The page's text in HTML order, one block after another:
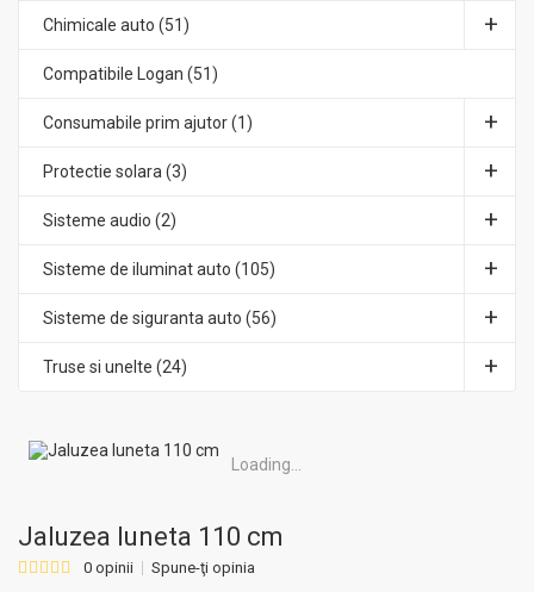
Chimicale auto (51)
Compatibile Logan (51)
Consumabile prim ajutor (1)
Protectie solara (3)
Sisteme audio (2)
Sisteme de iluminat auto (105)
Sisteme de siguranta auto (56)
Truse si unelte (24)
Loading...
Jaluzea luneta 110 cm
0 opinii Spune-ţi opinia